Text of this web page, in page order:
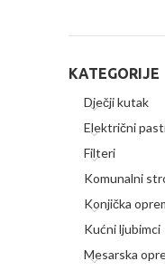
KATEGORIJE
Dječji kutak
Električni
Filteri
Komunalni
Konjička
Kućni ljubimci
Mesarska